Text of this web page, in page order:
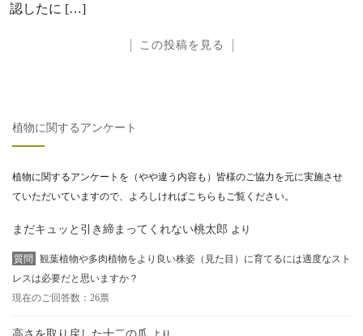
認したに […]
この投稿を見る
植物に関するアンケート
植物に関するアンケートを（やや違う内容も）皆様のご協力を元に実施させ
ていただいていますので、よろしければこちらもご覧ください。
まだキュッと引き締まってくれない桃太郎 より
質問
観葉植物や多肉植物をより良い株姿（見た目）に育てるには適度なスト
レスは必要だと思いますか？
現在のご回答数：26票